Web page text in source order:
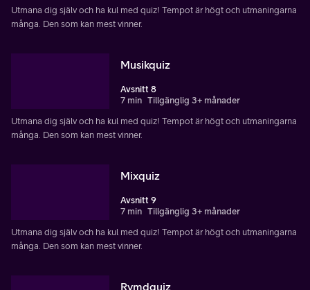
Utmana dig själv och ha kul med quiz! Tempot är högt och utmaningarna
många. Den som kan mest vinner.
Musikquiz
Avsnitt 8
7 min Tillgänglig 3+ månader
Utmana dig själv och ha kul med quiz! Tempot är högt och utmaningarna
många. Den som kan mest vinner.
Mixquiz
Avsnitt 9
7 min Tillgänglig 3+ månader
Utmana dig själv och ha kul med quiz! Tempot är högt och utmaningarna
många. Den som kan mest vinner.
Rymdquiz